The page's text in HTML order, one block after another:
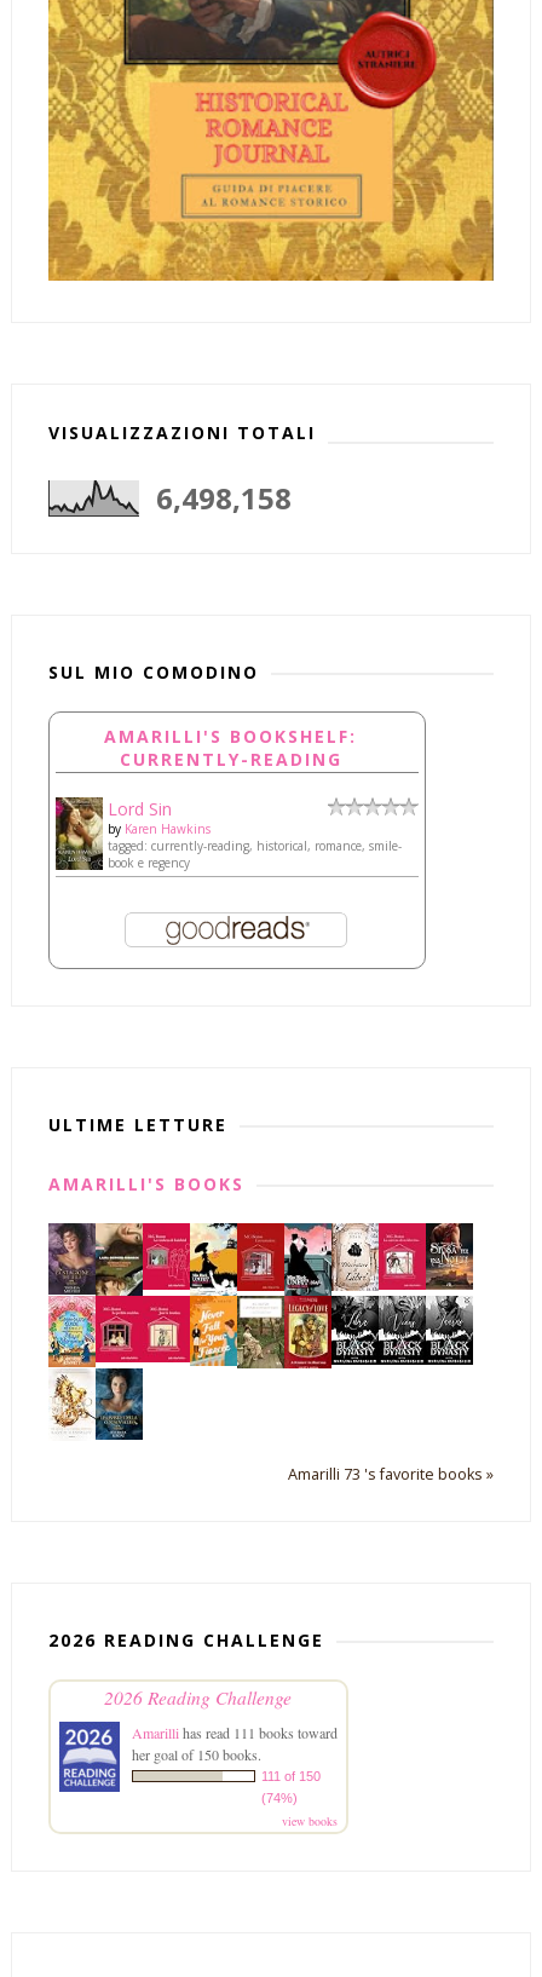
VISUALIZZAZIONI TOTALI
6,498,158
SUL MIO COMODINO
AMARILLI'S BOOKSHELF:
CURRENTLY-READING
Lord Sin
by Karen Hawkins
tagged: currently-reading, historical, romance, smile-
book e regency
ULTIME LETTURE
AMARILLI'S BOOKS
Amarilli 73 's favorite books »
2026 READING CHALLENGE
2026 Reading Challenge
Amarillihas read 111 books toward
her goal of 150 books.
111 of 150
(74%)
view books